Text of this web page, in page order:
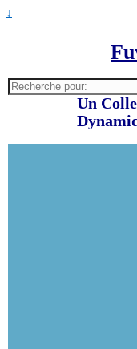
↓
Recherche
pour:
Un